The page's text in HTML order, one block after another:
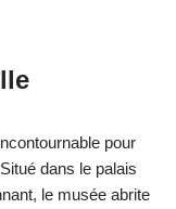
pour
dans le palais
le musée abrite